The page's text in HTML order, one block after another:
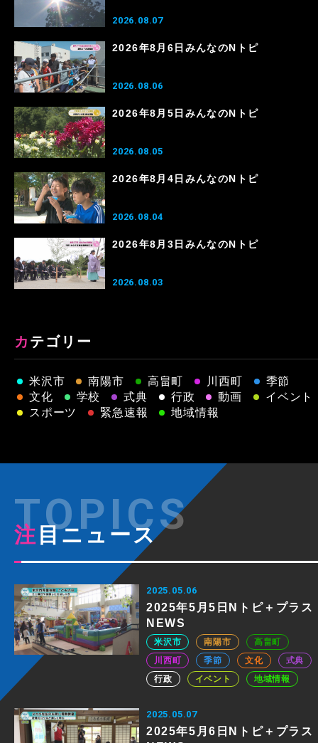
2026.08.07
2026年8月6日みんなのNトピ
2026.08.06
2026年8月5日みんなのNトピ
2026.08.05
2026年8月4日みんなのNトピ
2026.08.04
2026年8月3日みんなのNトピ
2026.08.03
カテゴリー
米沢市 南陽市 高畠町 川西町
季節
文化
学校 式典 行政 動画
イベント
スポーツ
緊急速報 地域情報
注目ニュース
2025.05.06
2025年5月5日Nトピ＋プラス
NEWS
米沢市 南陽市
高畠町
川西町
季節 文化
式典
行政
イベント 地域情報
2025.05.07
2025年5月6日Nトピ＋プラス